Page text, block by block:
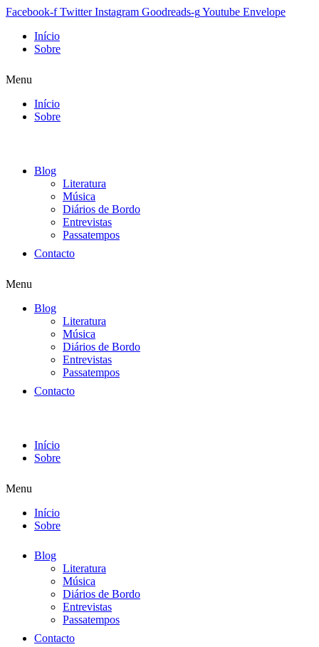
Facebook-f Twitter Instagram Goodreads-gYoutube Envelope
Início
Sobre
Menu
Início
Sobre
Blog
Literatura
Música
Diários de Bordo
Entrevistas
Passatempos
Contacto
Menu
Blog
Literatura
Música
Diários de Bordo
Entrevistas
Passatempos
Contacto
Início
Sobre
Menu
Início
Sobre
Blog
Literatura
Música
Diários de Bordo
Entrevistas
Passatempos
Contacto